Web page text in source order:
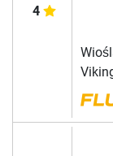
4